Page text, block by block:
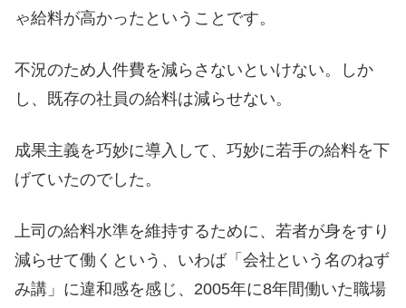
ゃ給料が高かったということです。
不況のため人件費を減らさないといけない。しか
し、既存の社員の給料は減らせない。
成果主義を巧妙に導入して、巧妙に若手の給料を下
げていたのでした。
上司の給料水準を維持するために、若者が身をすり
減らせて働くという、いわば「会社という名のねず
み講」に違和感を感じ、2005年に8年間働いた職場